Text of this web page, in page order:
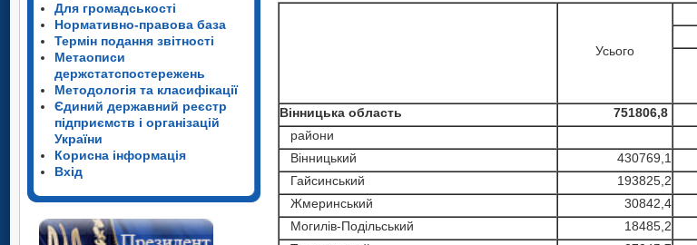
Для громадськості
Нормативно-правова база
Термін подання звітності
Метаописи
держстатспостережень
Методологія та класифікації
Єдиний державний реєстр
підприємств і організацій
України
Корисна інформація
Вхід
Усього
Вінницька область
751806,8
райони
Вінницький
430769,1
Гайсинський
193825,2
Жмеринський
30842,4
Могилів-Подільський
18485,2